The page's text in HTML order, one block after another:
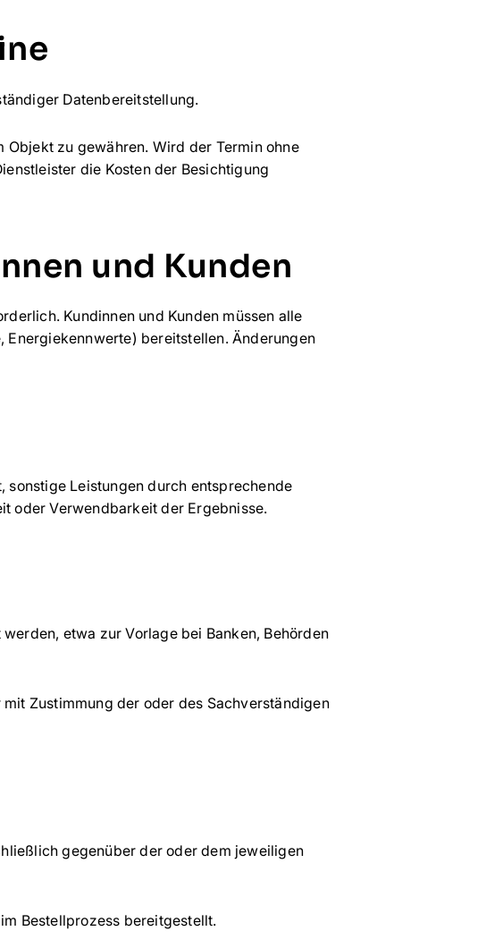
Datenbereitstellung.
zu gewähren. Wird der Termin ohne
die Kosten der Besichtigung
und Kunden
Kundinnen und Kunden müssen alle
Energiekennwerte) bereitstellen. Änderungen
Leistungen durch entsprechende
oder Verwendbarkeit der Ergebnisse.
etwa zur Vorlage bei Banken, Behörden
Zustimmung der oder des Sachverständigen
gegenüber der oder dem jeweiligen
Bestellprozess bereitgestellt.